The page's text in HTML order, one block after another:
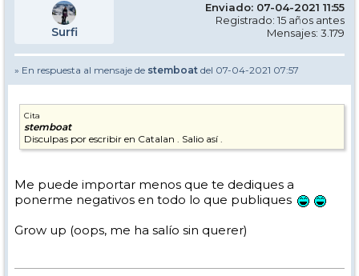
Surfi
Enviado: 07-04-2021 11:55
Registrado: 15 años antes
Mensajes: 3.179
» En respuesta al mensaje de stemboat del 07-04-2021 07:57
Cita
stemboat
Disculpas por escribir en Catalan . Salio así .
Me puede importar menos que te dediques a
ponerme negativos en todo lo que publiques
Grow up (oops, me ha salío sin querer)